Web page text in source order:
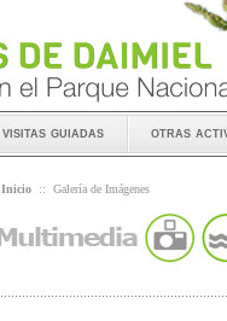
visitas guiadas otras
Inicio :: Galería de Imágenes